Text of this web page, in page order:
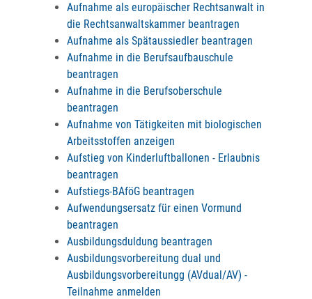
Aufnahme als europäischer Rechtsanwalt in
die Rechtsanwaltskammer beantragen
Aufnahme als Spätaussiedler beantragen
Aufnahme in die Berufsaufbauschule
beantragen
Aufnahme in die Berufsoberschule
beantragen
Aufnahme von Tätigkeiten mit biologischen
Arbeitsstoffen anzeigen
Aufstieg von Kinderluftballonen - Erlaubnis
beantragen
Aufstiegs-BAföG beantragen
Aufwendungsersatz für einen Vormund
beantragen
Ausbildungsduldung beantragen
Ausbildungsvorbereitung dual und
Ausbildungsvorbereitungg (AVdual/AV) -
Teilnahme anmelden